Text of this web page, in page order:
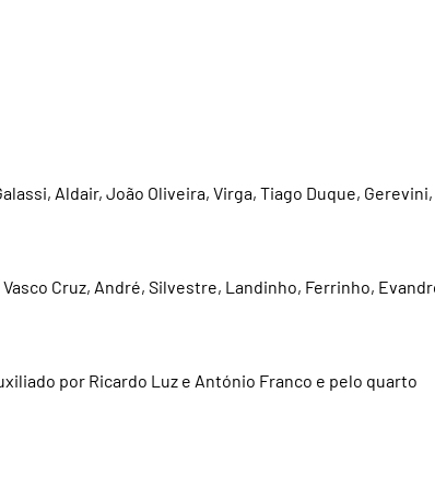
Aldair, João Oliveira, Virga, Tiago Duque, Gerevini,
Cruz, André, Silvestre, Landinho, Ferrinho,
por Ricardo Luz e António Franco e pelo quarto